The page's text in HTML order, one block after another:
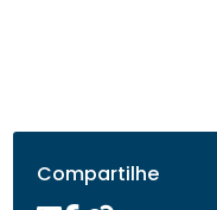
Compartilhe